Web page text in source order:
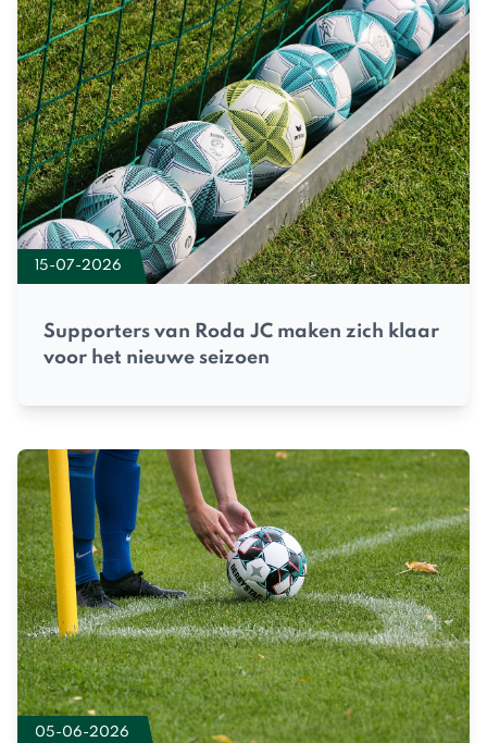
15-07-2026
Supporters van Roda JC maken zich klaar
voor het nieuwe seizoen
05-06-2026